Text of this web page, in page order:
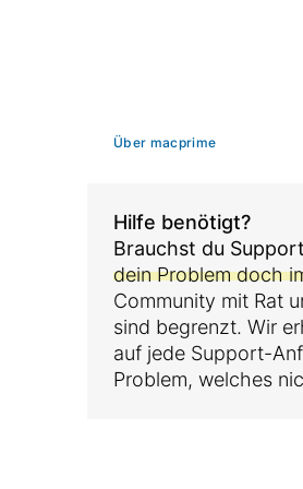
Über macprime
Hilfe benötigt?
Brauchst du
dein Problem doch
Community mit Rat
sind begrenzt. Wir
auf jede Support-
Problem, welches